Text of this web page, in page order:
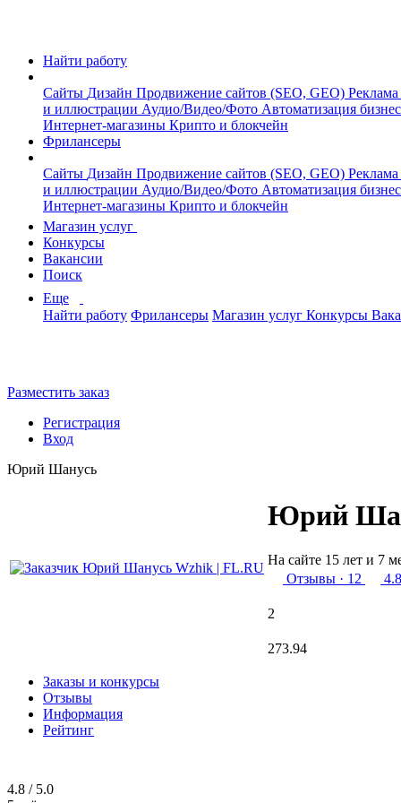
Найти работу
Сайты Дизайн Продвижение сайтов (SEO, GEO)
и иллюстрации Аудио/Видео/Фото Автоматизация
Интернет-магазины Крипто и блокчейн
Фрилансеры
Сайты Дизайн Продвижение сайтов (SEO, GEO)
и иллюстрации Аудио/Видео/Фото Автоматизация
Интернет-магазины Крипто и блокчейн
Магазин услуг
Конкурсы
Вакансии
Поиск
Еще
Найти работу Фрилансеры Магазин услуг Конкурсы
Разместить заказ
Регистрация
Вход
Юрий Шанусь
Юрий
На сайте 15 лет и 7
Отзывы · 12 4.8
2
273.94
Заказы и конкурсы
Отзывы
Информация
Рейтинг
4.8 / 5.0